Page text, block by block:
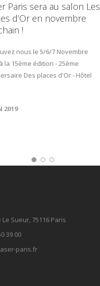
Paris sera au salon Les
d’Or en novembre
!
nous le 5/6/7 Novembre
la 15ème édition - 25ème
Des places d'Or - Hôtel
2019
Le Sueur, 75116 Paris
39 00
paris.fr